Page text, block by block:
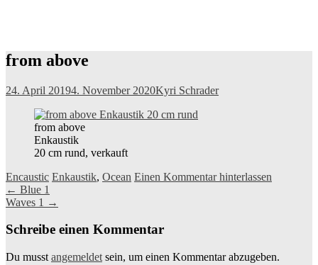
from above
24. April 20194. November 2020Kyri Schrader
from above
Enkaustik
20 cm rund, verkauft
Encaustic Enkaustik, Ocean Einen Kommentar hinterlassen
Beitragsnavigation
← Blue 1
Waves 1 →
Schreibe einen Kommentar
Du musst angemeldet sein, um einen Kommentar abzugeben.